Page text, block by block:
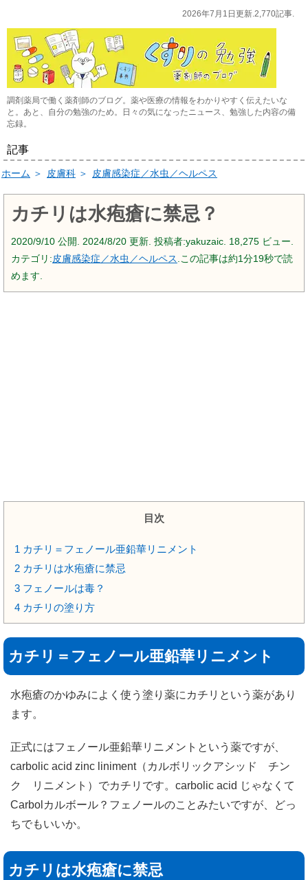
2026年7月1日更新.2,770記事.
調剤薬局で働く薬剤師のブログ。薬や医療の情報をわかりやすく伝えたいな
と。あと、自分の勉強のため。日々の気になったニュース、勉強した内容の備
忘録。
記事
ホーム ＞ 皮膚科 ＞ 皮膚感染症／水虫／ヘルペス
カチリは水疱瘡に禁忌？
2020/9/10 公開. 2024/8/20 更新. 投稿者:yakuzaic. 18,275 ビュー.
カテゴリ:皮膚感染症／水虫／ヘルペス .この記事は約1分19秒で読
めます.
目次
1 カチリ＝フェノール亜鉛華リニメント
2 カチリは水疱瘡に禁忌
3 フェノールは毒？
4 カチリの塗り方
カチリ＝フェノール亜鉛華リニメント
水疱瘡のかゆみによく使う塗り薬にカチリという薬があり
ます。
正式にはフェノール亜鉛華リニメントという薬ですが、
carbolic acid zinc liniment（カルボリックアシッド チン
ク リニメント）でカチリです。carbolic acid じゃなくて
Carbolカルボール？フェノールのことみたいですが、どっ
ちでもいいか。
カチリは水疱瘡に禁忌